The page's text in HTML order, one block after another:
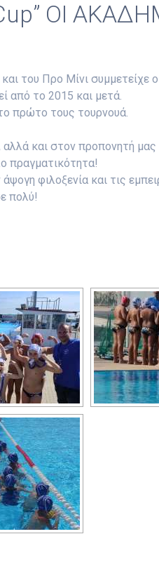
ΟΙ
του Προ Μίνι συμμετείχε
από το 2015 και μετά.
πρώτο τους τουρνουά.
αλλά και στον προπονητή
πραγματικότητα!
φιλοξενία και τις
πολύ!